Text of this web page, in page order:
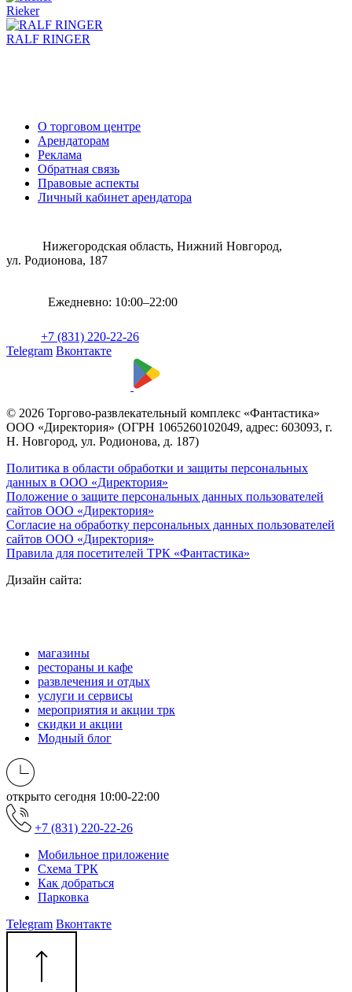
Rieker
RALF RINGER
О торговом центре
Арендаторам
Реклама
Обратная связь
Правовые аспекты
Личный кабинет арендатора
Нижегородская область, Нижний Новгород,
ул. Родионова, 187
Ежедневно: 10:00–22:00
+7 (831) 220-22-26
Telegram Вконтакте
© 2026 Торгово-развлекательный комплекс «Фантастика»
ООО «Директория» (ОГРН 1065260102049, адрес: 603093, г.
Н. Новгород, ул. Родионова, д. 187)
Политика в области обработки и защиты персональных
данных в ООО «Директория»
Положение о защите персональных данных пользователей
сайтов ООО «Директория»
Согласие на обработку персональных данных пользователей
сайтов ООО «Директория»
Правила для посетителей ТРК «Фантастика»
Дизайн сайта:
магазины
рестораны и кафе
развлечения и отдых
услуги и сервисы
мероприятия и акции трк
скидки и акции
Модный блог
открыто сегодня 10:00-22:00
+7 (831) 220-22-26
Мобильное приложение
Схема ТРК
Как добраться
Парковка
Telegram Вконтакте